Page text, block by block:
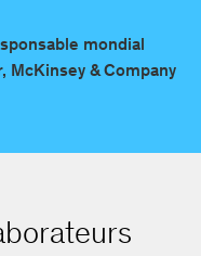
mondial
McKinsey & Company